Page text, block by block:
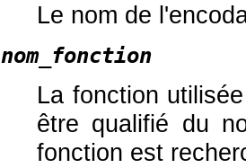
Le nom de
nom_fonction
La fonction
être qualifié du
fonction est